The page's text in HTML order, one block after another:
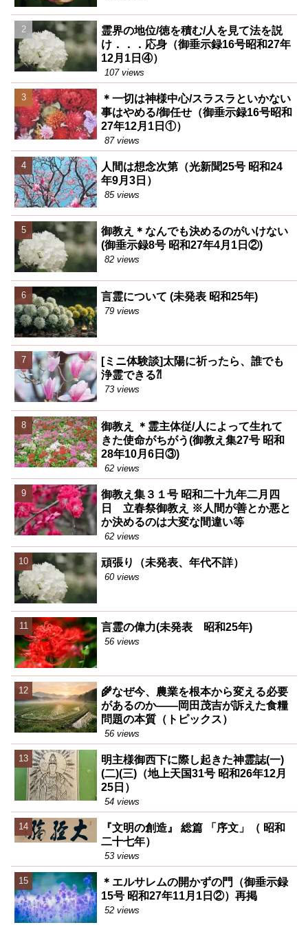
霊界の地位/徳を積む/人を見て法を説
け．．．応身（御垂示録16号昭和27年
12月1日④）
107 views
＊一切は神様中心/スラスラといかない
事はやめる/御任せ（御垂示録16号昭和
27年12月1日①）
87 views
人間は想念次第（光新聞25号 昭和24
年9月3日）
85 views
御教え＊なんでも決めるのがいけない
(御垂示録8号 昭和27年4月1日②)
82 views
言霊について (未発表 昭和25年)
79 views
[ミニ体験談]太陽に祈ったら、誰でも
浄霊できる⁈
73 views
御教え ＊霊主体従/人によって生れて
きた使命がちがう(御教え集27号 昭和
28年10月6日③)
62 views
御教え集３１号 昭和二十九年二月四
日 立春祭御教え ※人間が善とか悪と
か決めるのは大変な間違い等
62 views
頑張り（未発表、年代不詳）
60 views
言霊の偉力(未発表 昭和25年)
56 views
🌾なぜ今、農業を根本から変える必要
があるのか――岡田茂吉が訴えた食糧
問題の本質（トピックス）
56 views
明主様御西下に際し起きた神霊誌(一)
(二)(三)（地上天国31号 昭和26年12月
25日）
54 views
『文明の創造』 総篇 「序文」（ 昭和
二十七年）
53 views
＊エルサレムの開かずの門（御垂示録
15号 昭和27年11月1日②）再掲
52 views